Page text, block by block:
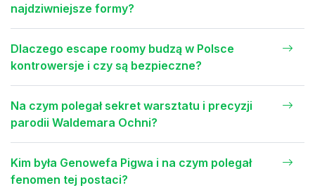
najdziwniejsze formy?
Dlaczego escape roomy budzą w Polsce
kontrowersje i czy są bezpieczne?
Na czym polegał sekret warsztatu i precyzji
parodii Waldemara Ochni?
Kim była Genowefa Pigwa i na czym polegał
fenomen tej postaci?